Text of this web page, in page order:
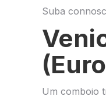
Suba
Um comboio